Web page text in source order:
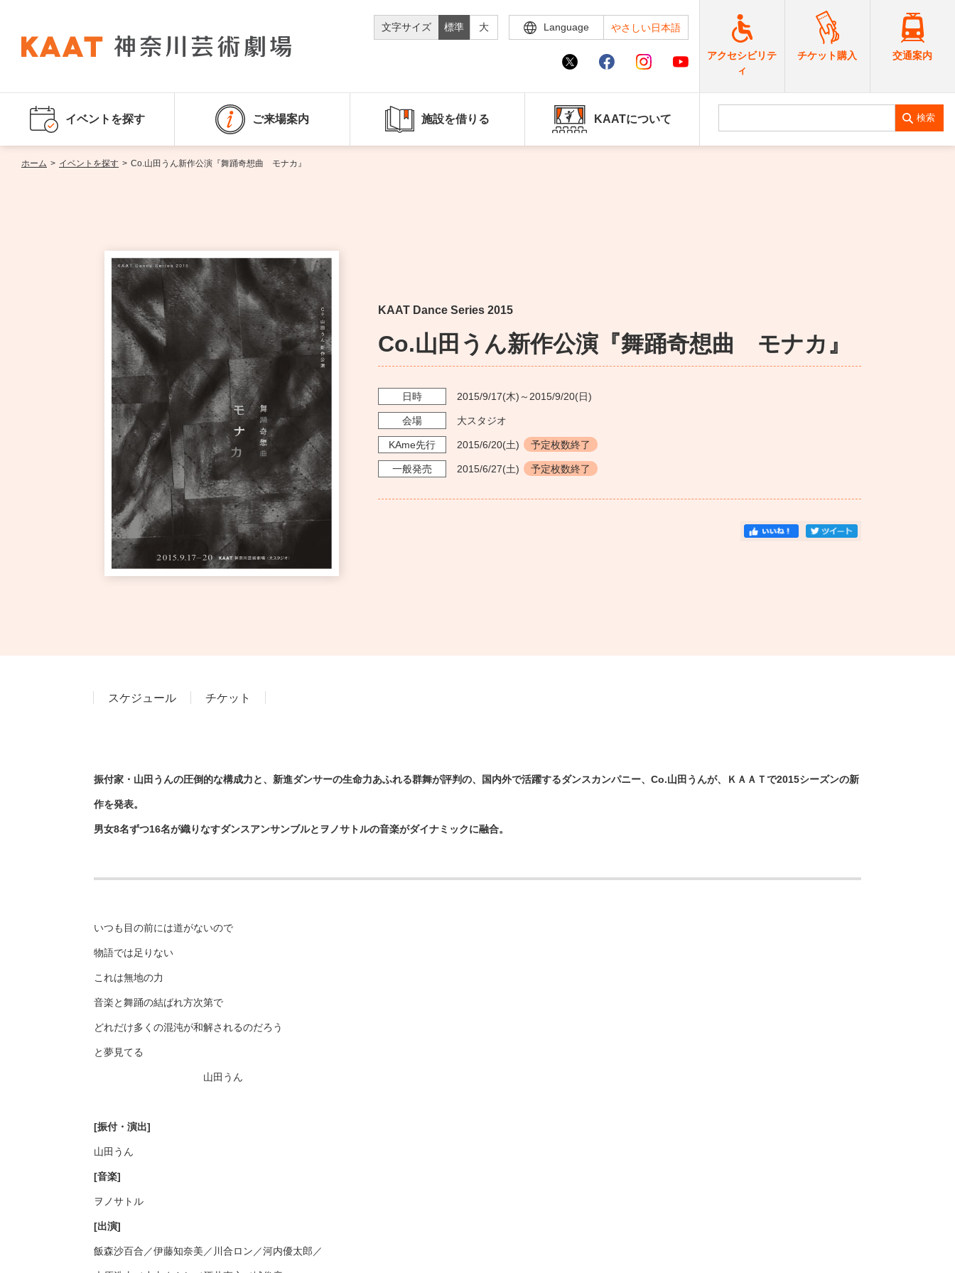
文字サイズ 標準 大 Language やさしい日本語
アクセシビリテ
ィ
チケット購入 交通案内
イベントを探す ご来場案内 施設を借りる KAATについて 検索
ホーム > イベントを探す > Co.山田うん新作公演『舞踊奇想曲 モナカ』
KAAT Dance Series 2015
Co.山田うん新作公演『舞踊奇想曲 モナカ』
日時 2015/9/17(木)～ 2015/9/20(日)
会場 大スタジオ
KAme先行 2015/6/20(土) 予定枚数終了
一般発売 2015/6/27(土) 予定枚数終了
スケジュール チケット
振付家・山田うんの圧倒的な構成力と、新進ダンサーの生命力あふれる群舞が評判の、国内外で活躍するダンスカンパニー、Co.山田うんが、ＫＡＡＴで2015シーズンの新
作を発表。
男女8名ずつ16名が織りなすダンスアンサンブルとヲノサトルの音楽がダイナミックに融合。
いつも目の前には道がないので
物語では足りない
これは無地の力
音楽と舞踊の結ばれ方次第で
どれだけ多くの混沌が和解されるのだろう
と夢見てる
山田うん
[振付・演出]
山田うん
[音楽]
ヲノサトル
[出演]
飯森沙百合／伊藤知奈美／川合ロン／河内優太郎／